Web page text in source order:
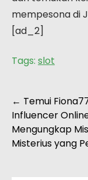
mempesona di
[ad_2]
Tags: slot
Post
← Temui
Influencer
Mengungkap
Misterius yang